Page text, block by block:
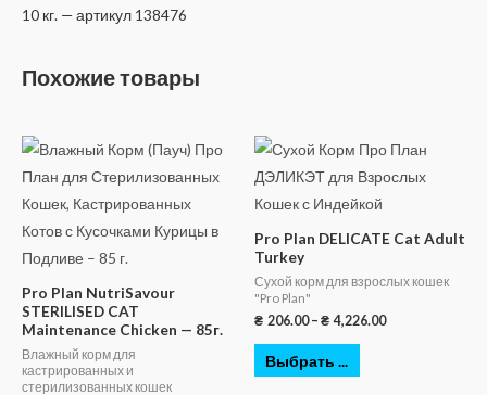
10 кг. — артикул 138476
Похожие товары
Pro Plan NutriSavour
STERILISED CAT
Maintenance Chicken — 85г.
Влажный корм для
кастрированных и
стерилизованных кошек
Pro Plan DELICATE Cat Adult
Turkey
Сухой корм для взрослых кошек
"Pro Plan"
₴ 206.00– ₴ 4,226.00
Выбрать ...